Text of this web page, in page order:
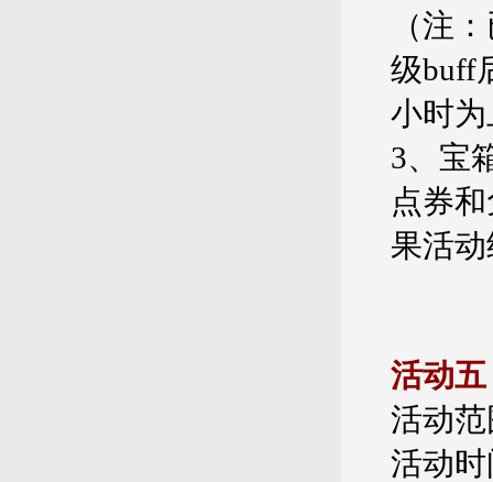
（注
级buff
小时
3、宝
点券
果活
活动
活动
活动时